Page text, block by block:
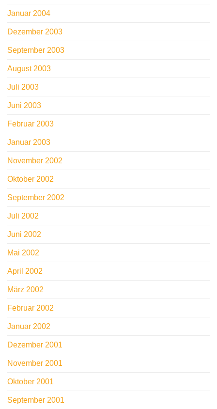
Januar 2004
Dezember 2003
September 2003
August 2003
Juli 2003
Juni 2003
Februar 2003
Januar 2003
November 2002
Oktober 2002
September 2002
Juli 2002
Juni 2002
Mai 2002
April 2002
März 2002
Februar 2002
Januar 2002
Dezember 2001
November 2001
Oktober 2001
September 2001